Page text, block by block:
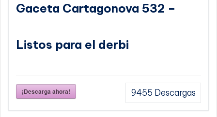
Gaceta Cartagonova 532 –
Listos para el derbi
¡Descarga ahora! 9455 Descargas